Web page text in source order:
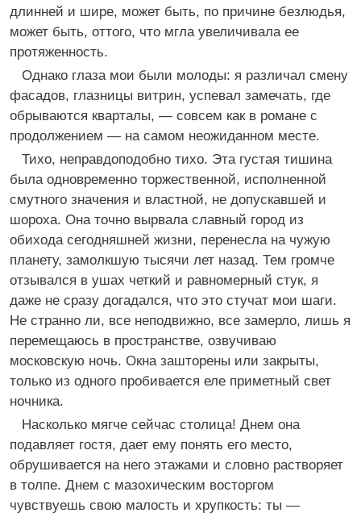
длинней и шире, может быть, по причине безлюдья,
может быть, оттого, что мгла увеличивала ее
протяженность.
Однако глаза мои были молоды: я различал смену
фасадов, глазницы витрин, успевал замечать, где
обрываются кварталы, — совсем как в романе с
продолжением — на самом неожиданном месте.
Тихо, неправдоподобно тихо. Эта густая тишина
была одновременно торжественной, исполненной
смутного значения и властной, не допускавшей и
шороха. Она точно вырвала славный город из
обихода сегодняшней жизни, перенесла на чужую
планету, замолкшую тысячи лет назад. Тем громче
отзывался в ушах четкий и равномерный стук, я
даже не сразу догадался, что это стучат мои шаги.
Не странно ли, все неподвижно, все замерло, лишь я
перемещаюсь в пространстве, озвучиваю
московскую ночь. Окна зашторены или закрыты,
только из одного пробивается еле приметный свет
ночника.
Насколько мягче сейчас столица! Днем она
подавляет гостя, дает ему понять его место,
обрушивается на него этажами и словно растворяет
в толпе. Днем с мазохическим восторгом
чувствуешь свою малость и хрупкость: ты —